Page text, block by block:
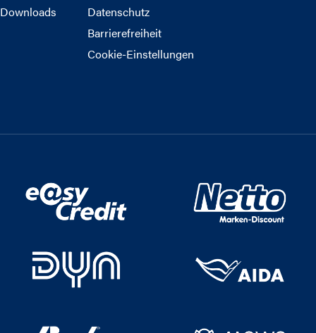
Downloads
Datenschutz
Barrierefreiheit
Cookie-Einstellungen